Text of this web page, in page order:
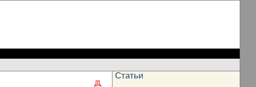
Статьи